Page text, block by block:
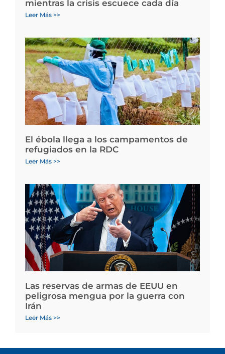
mientras la crisis escuece cada día
Leer Más >>
El ébola llega a los campamentos de
refugiados en la RDC
Leer Más >>
Las reservas de armas de EEUU en
peligrosa mengua por la guerra con
Irán
Leer Más >>